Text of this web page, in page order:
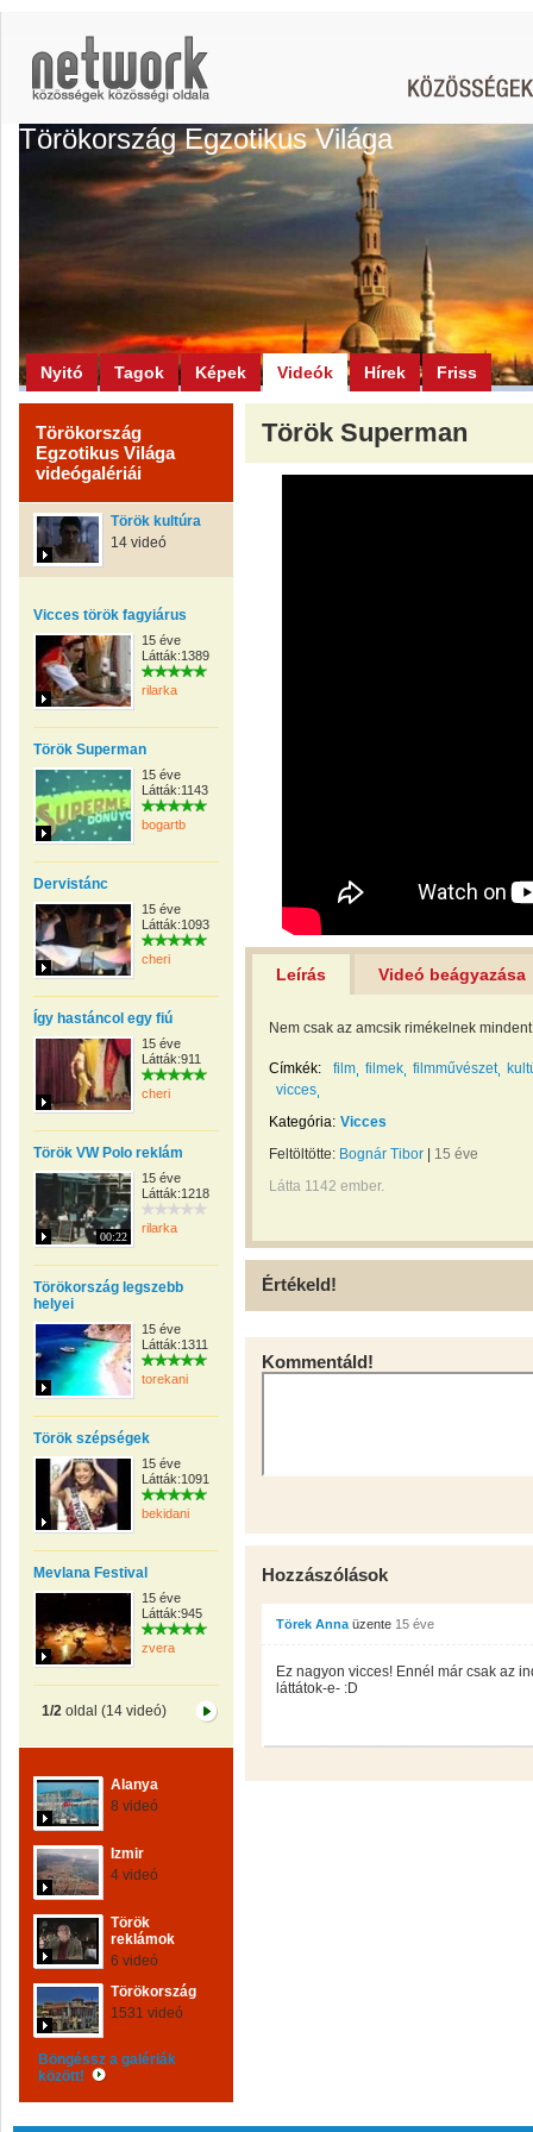
Törökország Egzotikus Világa
Nyitó Tagok Képek Videók Hírek Friss
Törökország
Egzotikus Világa
videógalériái
Török kultúra
14 videó
Vicces török fagyiárus
15 éve
Látták:1389
rilarka
Török Superman
15 éve
Látták:1143
bogartb
Dervistánc
15 éve
Látták:1093
cheri
Így hastáncol egy fiú
15 éve
Látták:911
cheri
Török VW Polo reklám
00:22
15 éve
Látták:1218
rilarka
Törökország legszebb
helyei
15 éve
Látták:1311
torekani
Török szépségek
15 éve
Látták:1091
bekidani
Mevlana Festival
15 éve
Látták:945
zvera
1/2oldal (14 videó)
Alanya
8 videó
Izmir
4 videó
Török
reklámok
6 videó
Törökország
1531 videó
Böngéssz a galériák
között!
Török Superman
Leírás Videó beágyazása
Nem csak az amcsik rimékelnek
Címkék: film filmek filmművészet
vicces
Kategória: Vicces
Feltöltötte: Bognár Tibor
15 éve
Látta 1142 ember.
Értékeld!
Kommentáld!
Hozzászólások
Törek Anna üzente 15 éve
Ez nagyon vicces! Ennél már csak az
láttátok-e- :D